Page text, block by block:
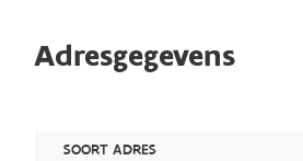
Adresgegevens
SOORT ADRES